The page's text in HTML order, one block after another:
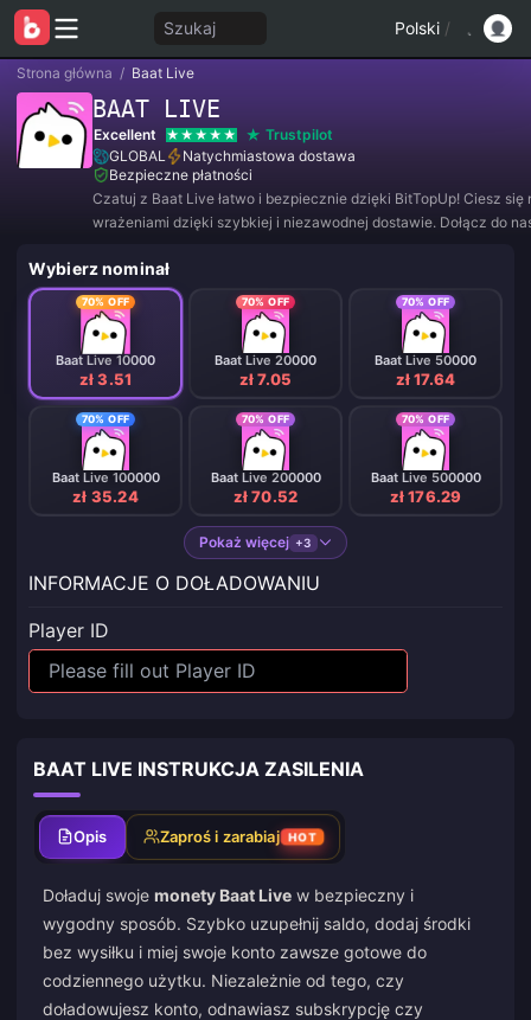
Szukaj Polski /
Strona główna / Baat Live
BAAT LIVE
Excellent
Trustpilot
GLOBAL
Natychmiastowa dostawa
Bezpieczne płatności
Czatuj z Baat Live łatwo i bezpiecznie dzięki BitTopUp! Ciesz się
wrażeniami dzięki szybkiej i niezawodnej dostawie. Dołącz do
Wybierz nominał
70% OFF
Baat Live 10000
zł 3.51
70% OFF
Baat Live 20000
zł 7.05
70% OFF
Baat Live 50000
zł 17.64
70% OFF
Baat Live 100000
zł 35.24
70% OFF
Baat Live 200000
zł 70.52
70% OFF
Baat Live 500000
zł 176.29
Pokaż więcej +3
INFORMACJE O DOŁADOWANIU
Player ID
BAAT LIVE INSTRUKCJA ZASILENIA
Opis Zaproś i zarabiaj HOT
Doładuj swoje monety Baat Live w bezpieczny i
wygodny sposób. Szybko uzupełnij saldo, dodaj środki
bez wysiłku i miej swoje konto zawsze gotowe do
codziennego użytku. Niezależnie od tego, czy
doładowujesz konto, odnawiasz subskrypcję czy